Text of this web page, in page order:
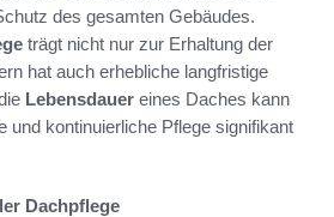
des gesamten Gebäudes.
trägt nicht nur zur Erhaltung der
hat auch erhebliche langfristige
Lebensdauer eines Daches kann
und kontinuierliche Pflege signifikant
Dachpflege